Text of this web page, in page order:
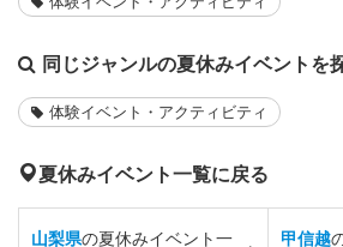
同じジャンルの夏休みイベントを
体験イベント・アクティビティ
夏休みイベント一覧に戻る
山梨県の夏休みイベント一 甲信越